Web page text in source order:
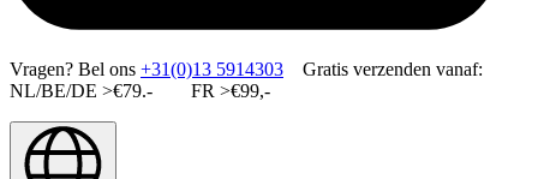
Vragen? Bel ons +31(0)13 5914303 Gratis verzenden vanaf:
NL/BE/DE >€79.- FR >€99,-